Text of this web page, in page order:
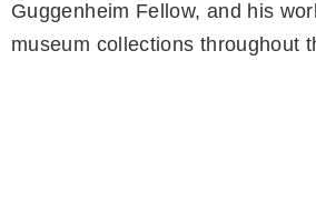
Guggenheim Fellow, and his
museum collections throughout